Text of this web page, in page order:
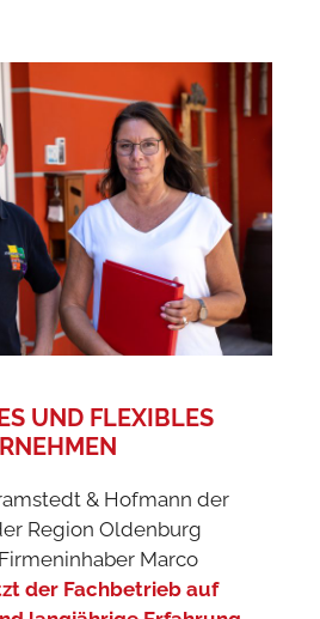
UND FLEXIBLES
& Hofmann der
Region Oldenburg
Marco
der Fachbetrieb auf